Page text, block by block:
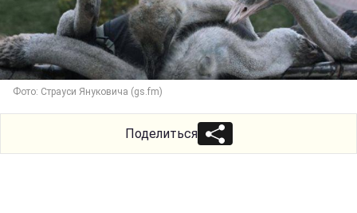
Фото: Страуси Януковича (gs.fm)
Поделиться